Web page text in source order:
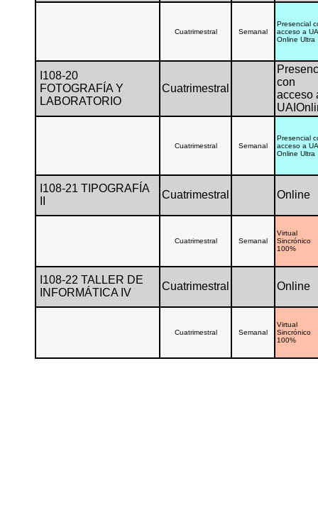
Cuatrimestral Semanal
Presencial
acceso a
Online Ultra
I108-20
FOTOGRAFÍA Y
LABORATORIO
Cuatrimestral
con
acceso
Cuatrimestral Semanal
Presencial
acceso a
Online Ultra
I108-21 TIPOGRAFÍA
Cuatrimestral Online
Cuatrimestral Semanal
Virtual
Sincrónico
100%
I108-22 TALLER DE
INFORMÁTICA IV
Cuatrimestral Online
Cuatrimestral Semanal
Virtual
Sincrónico
100%